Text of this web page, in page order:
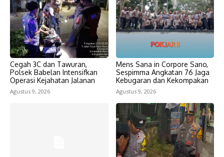
Cegah 3C dan Tawuran,
Polsek Babelan Intensifkan
Operasi Kejahatan Jalanan
Agustus 9, 2026
Mens Sana in Corpore Sano,
Sespimma Angkatan 76 Jaga
Kebugaran dan Kekompakan
Agustus 9, 2026